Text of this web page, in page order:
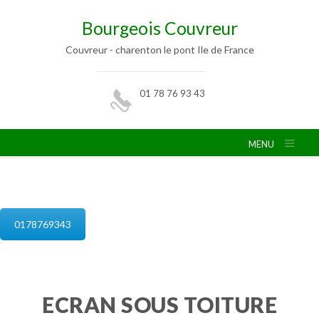
Bourgeois Couvreur
Couvreur - charenton le pont Ile de France
01 78 76 93 43
MENU
0178769343
ECRAN SOUS TOITURE